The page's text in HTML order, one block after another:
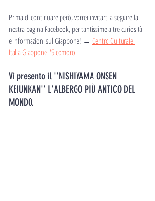
Prima di continuare però, vorrei invitarti a seguire la
nostra pagina Facebook, per tantissime altre curiosità
e informazioni sul Giappone! → Centro Culturale
Italia Giappone ''Sicomoro''
Vi presento il ''NISHIYAMA ONSEN
KEIUNKAN'' L'ALBERGO PIÙ ANTICO DEL
MONDO.